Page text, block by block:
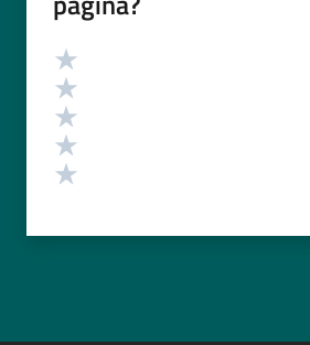
Valutazione